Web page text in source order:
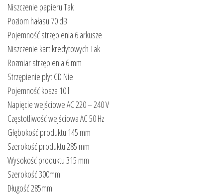
Niszczenie papieru Tak
Poziom hałasu 70 dB
Pojemność strzępienia 6 arkusze
Niszczenie kart kredytowych Tak
Rozmiar strzępienia 6 mm
Strzępienie płyt CD Nie
Pojemność kosza 10 l
Napięcie wejściowe AC 220 – 240 V
Częstotliwość wejściowa AC 50 Hz
Głębokość produktu 145 mm
Szerokość produktu 285 mm
Wysokość produktu 315 mm
Szerokość 300mm
Długość 285mm